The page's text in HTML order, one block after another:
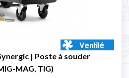
| Poste à souder
MAG, TIG)